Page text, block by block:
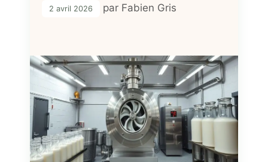
2 avril 2026 par Fabien Gris